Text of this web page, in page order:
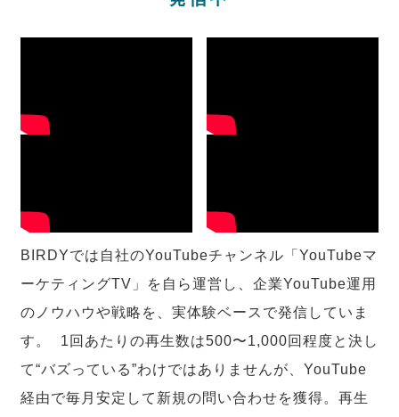
BIRDYでは自社のYouTubeチャンネル「YouTubeマ
ーケティングTV」を自ら運営し、企業YouTube運用
のノウハウや戦略を、実体験ベースで発信していま
す。 1回あたりの再生数は500〜1,000回程度と決し
て“バズっている”わけではありませんが、YouTube
経由で毎月安定して新規の問い合わせを獲得。再生